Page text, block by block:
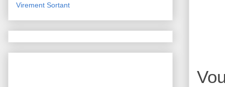
Virement Sortant